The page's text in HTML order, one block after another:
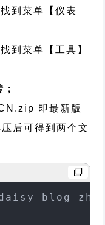
到菜单【仪表
到菜单【工具】
即最新版
后可得到两个文
blog-